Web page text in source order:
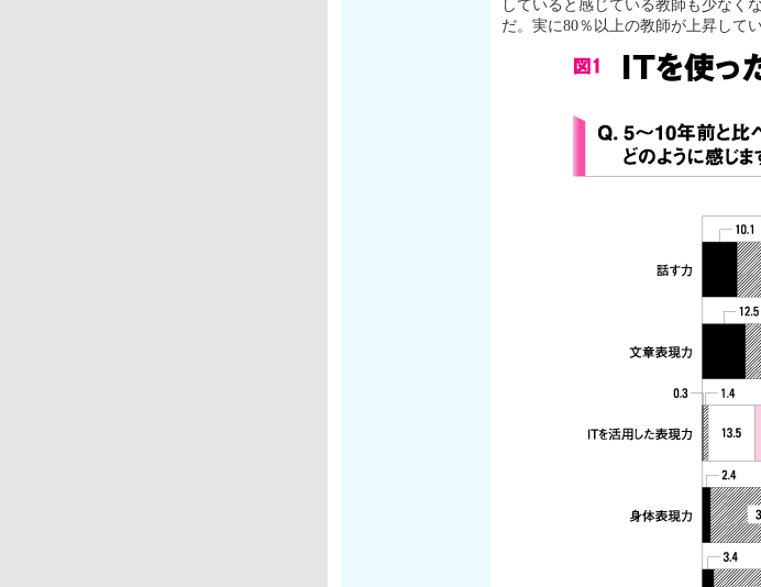
していると感じている教師も少なく
だ。実に80％以上の教師が上昇して